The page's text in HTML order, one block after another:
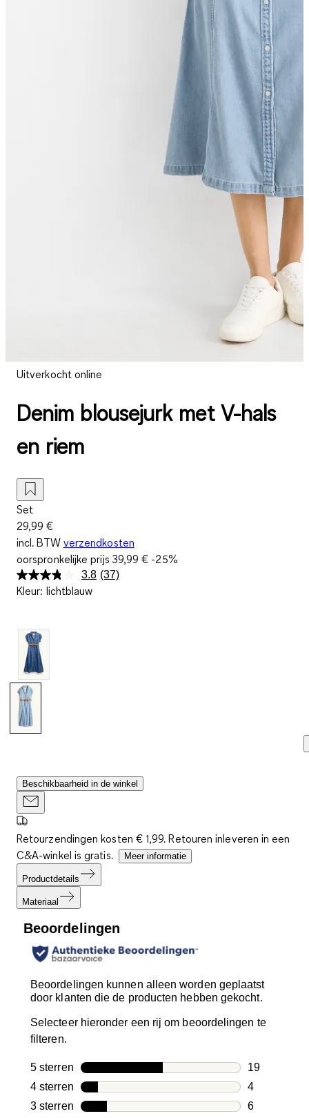
Uitverkocht online
Denim blousejurk met V-hals
en riem
Set
29,99 €
incl. BTW verzendkosten
oorspronkelijke prijs 39,99 € -25%
3.8 Lees
(37)
Kleur: lichtblauw
Beschikbaarheid in de winkel
Retourzendingen kosten € 1,99. Retouren inleveren in een
C&A-winkel is gratis.
Meer informatie
Productdetails
Materiaal
Beoordelingen
Beoordelingen kunnen alleen worden geplaatst
door klanten die de producten hebben gekocht.
Selecteer hieronder een rij om beoordelingen te
filteren.
5 sterren sterren
19
19
4 sterren sterren
4
4
3 sterren sterren
6